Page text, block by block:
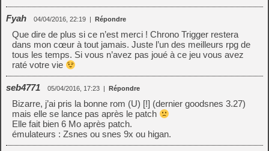
Fyah 04/04/2016, 22:19 | Répondre
Que dire de plus si ce n’est merci ! Chrono Trigger restera
dans mon cœur à tout jamais. Juste l’un des meilleurs rpg de
tous les temps. Si vous n’avez pas joué à ce jeu vous avez
raté votre vie
seb4771 05/04/2016, 17:23 | Répondre
Bizarre, j’ai pris la bonne rom (U) [!] (dernier goodsnes 3.27)
mais elle se lance pas après le patch
Elle fait bien 6 Mo après patch.
émulateurs : Zsnes ou snes 9x ou higan.